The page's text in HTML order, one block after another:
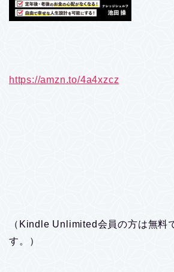
https://amzn.to/4a4xzcz
（Kindle Unlimited会員の方は無料
す。）